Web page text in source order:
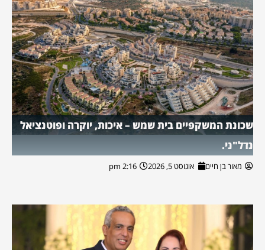
שכונת המשקפיים בית שמש – איכות, יוקרה ופוטנציאל
נדל"ני.
מאור בן חיים אוגוסט 5, 2026 2:16 pm